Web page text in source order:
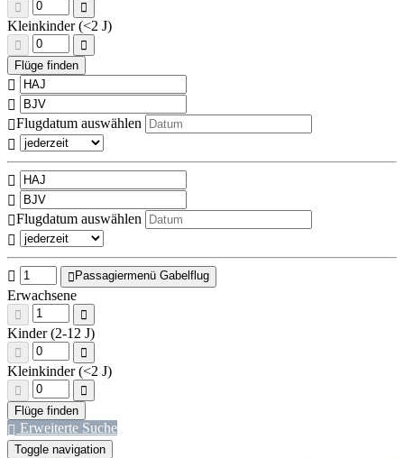
Kleinkinder (<2 J)
Flugdatum auswählen
Flugdatum auswählen
Passagiermenü Gabelflug
Erwachsene
Kinder (2-12 J)
Kleinkinder (<2 J)
Erweiterte Suche
Toggle navigation